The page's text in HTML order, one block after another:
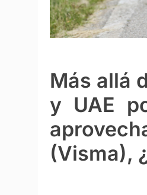
Más allá
y UAE
(Visma),